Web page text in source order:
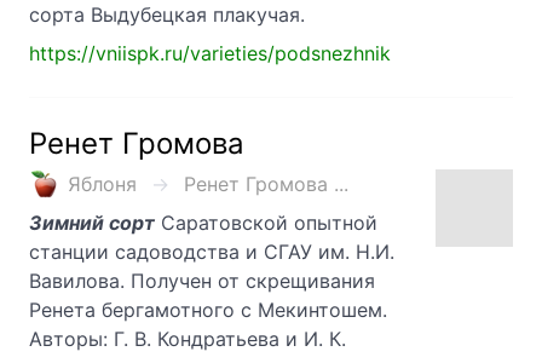
сорта Выдубецкая плакучая.
https://vniispk.ru/varieties/podsnezhnik
Ренет Громова
Яблоня
Ренет Громова ...
Зимний сорт Саратов­ской опытной
станции садоводства и СГАУ им. Н.И.
Вавилова. Получен от скрещивания
Ренета бергамотного с Мекинтошем.
Авторы: Г. В. Кондратьева и И. К.